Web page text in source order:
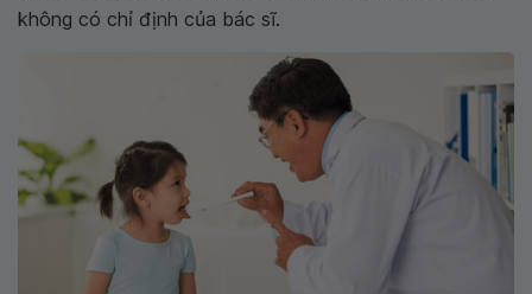
không có chỉ định của bác sĩ.